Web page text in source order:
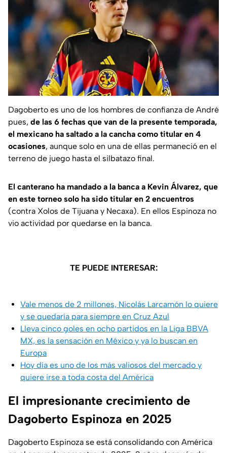
Dagoberto es uno de los hombres de confianza de André
pues, de las 6 fechas que van de la presente temporada,
el mexicano ha saltado a la cancha como titular en 4
ocasiones, aunque solo en una de ellas permaneció en el
terreno de juego hasta el silbatazo final.
El canterano ha mandado a la banca a Kevin Álvarez, que
en este torneo solo ha sido titular en 2 encuentros
(contra Xolos de Tijuana y Necaxa). En ellos Espinoza no
vio actividad por quedarse en la banca.
TE PUEDE INTERESAR:
Vale menos de 2 millones, Nicolás Larcamón lo quiere
y se quedaría para siempre en Cruz Azul
Lleva cinco goles en ocho partidos en la Liga BBVA
MX, es la sensación en México y ya lo buscan en
Europa
Hoy día es uno de los más valiosos del mercado y
quiere irse a toda costa del América
El impresionante crecimiento de
Dagoberto Espinoza en 2025
Dagoberto Espinoza se está consolidando con América